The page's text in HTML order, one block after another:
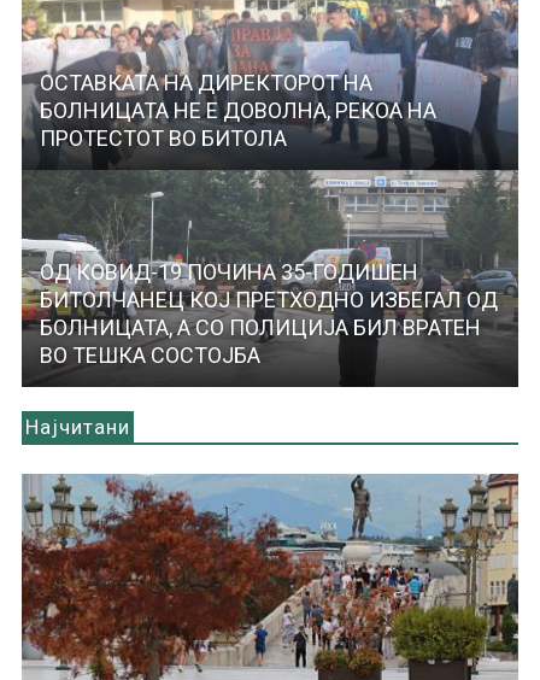
ОСТАВКАТА НА ДИРЕКТОРОТ НА
БОЛНИЦАТА НЕ Е ДОВОЛНА, РЕКОА НА
ПРОТЕСТОТ ВО БИТОЛА
ОД КОВИД-19 ПОЧИНА 35-ГОДИШЕН
БИТОЛЧАНЕЦ КОЈ ПРЕТХОДНО ИЗБЕГАЛ ОД
БОЛНИЦАТА, А СО ПОЛИЦИЈА БИЛ ВРАТЕН
ВО ТЕШКА СОСТОЈБА
Најчитани